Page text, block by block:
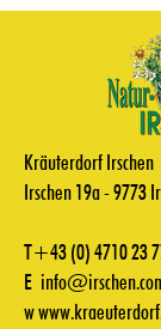
Kräuterdorf Irschen
Irschen 19a - 9773
T+43(0) 4710 23
E
w